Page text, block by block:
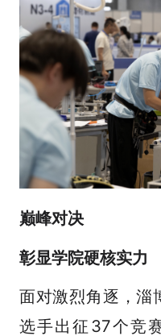
巅峰对决
彰显学院硬核实力
面对激烈角逐，淄
选手出征37个竞